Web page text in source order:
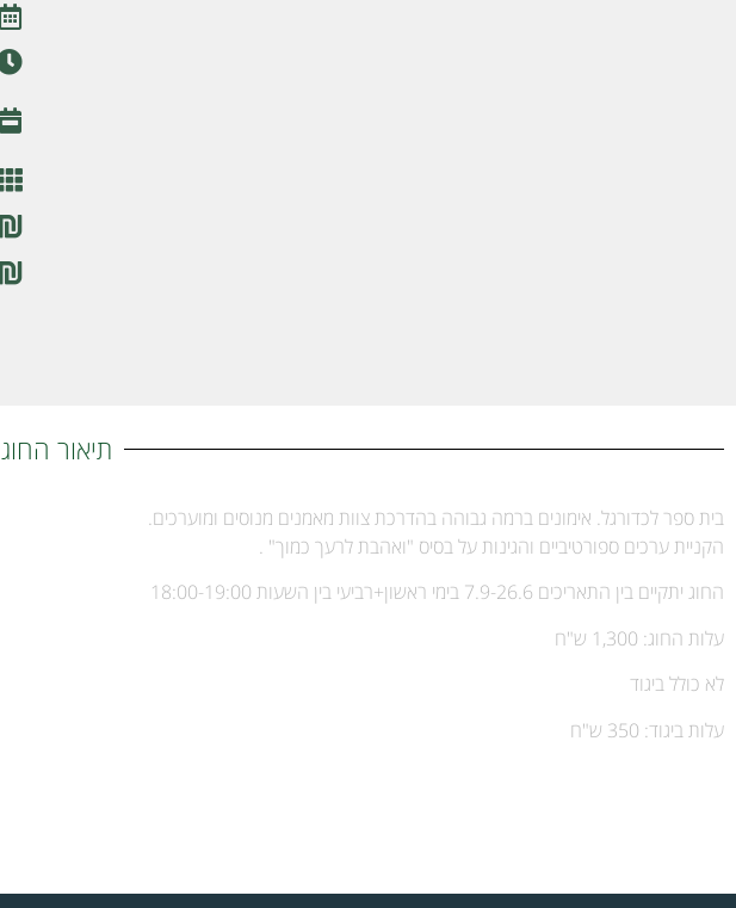
תיאור החוג
בית ספר לכדורגל. אימונים ברמה גבוהה בהדרכת צוות מאמנים מנוסים ומוערכים.
הקניית ערכים ספורטיביים והגינות על בסיס "ואהבת לרעך כמוך" .
החוג יתקיים בין התאריכים 7.9-26.6 בימי ראשון+רביעי בין השעות
18:00-19:00
עלות החוג: 1,300 ש"ח
לא כולל ביגוד
עלות ביגוד: 350 ש"ח